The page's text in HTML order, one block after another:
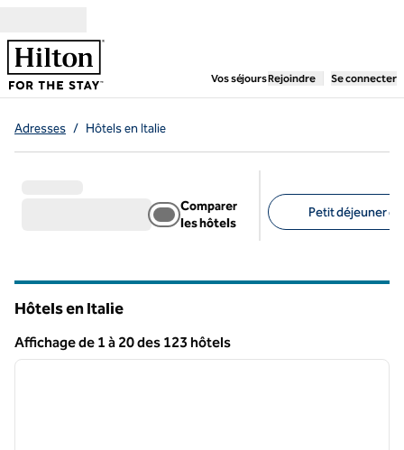
Vos séjours,ouvre un nouvel
Rejoindre Se connecter
Adresses / Hôtels en Italie
Comparer
les hôtels
Petit déjeuner
Hôtels en Italie
Affichage de 1 à 20 des 123 hôtels
Afficher 123 hôtel
1 sur 7